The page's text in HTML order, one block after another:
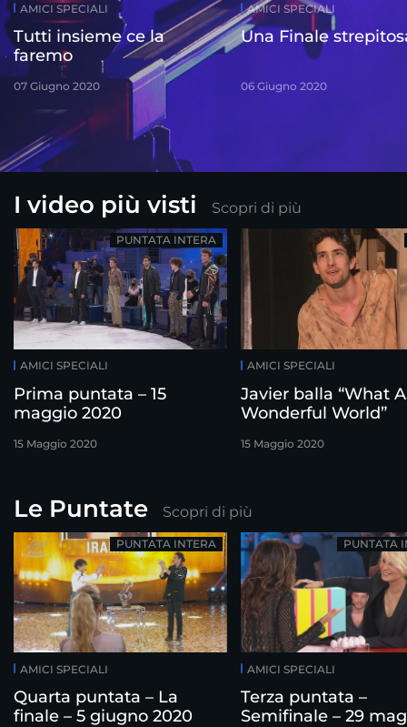
AMICI SPECIALI
Tutti insieme ce la
faremo
07 Giugno 2020
AMICI SPECIALI
Una Finale
06 Giugno 2020
I video più visti Scopri di più
AMICI SPECIALI
Prima puntata – 15
maggio 2020
15 Maggio 2020
PUNTATA INTERA
AMICI SPECIALI
Javier balla “What A
Wonderful World”
15 Maggio 2020
Le Puntate Scopri di più
AMICI SPECIALI
Quarta puntata – La
finale – 5 giugno 2020
PUNTATA INTERA
AMICI SPECIALI
Terza puntata –
Semifinale – 29
PUNTATA